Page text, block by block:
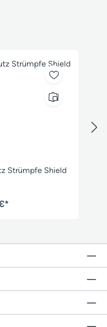
Strümpfe Shield